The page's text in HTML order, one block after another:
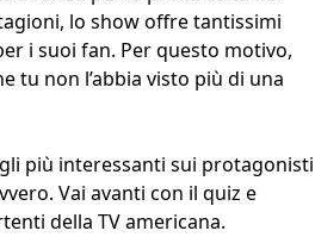
lo show offre tantissimi
i suoi fan. Per questo motivo,
tu non l’abbia visto più di una
più interessanti sui protagonisti
Vai avanti con il quiz e
della TV americana.